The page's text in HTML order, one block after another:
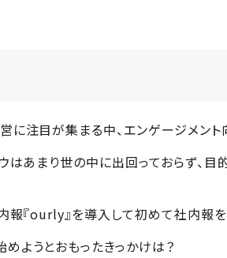
注目が集まる中、エンゲージメント
はあまり世の中に出回っておらず
報『ourly』を導入して初めて社内
ようとおもったきっかけは？